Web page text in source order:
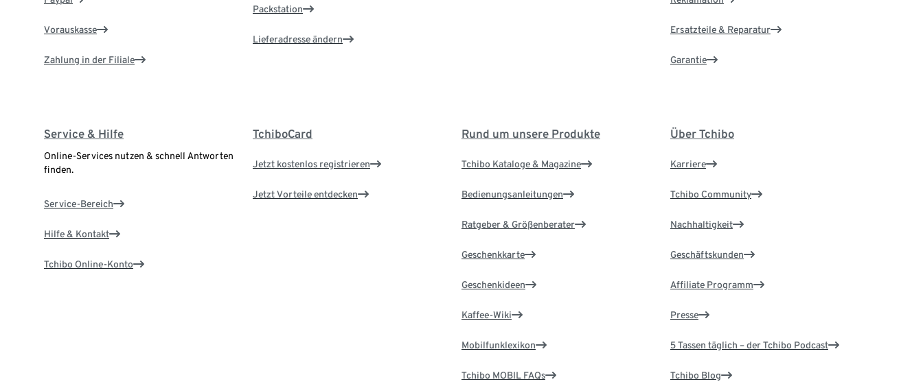
Vorauskasse
Zahlung in der Filiale
Packstation
Lieferadresse ändern
Ersatzteile & Reparatur
Garantie
Service & Hilfe
Online-Services nutzen & schnell Antworten
finden.
Service-Bereich
Hilfe & Kontakt
Tchibo Online-Konto
TchiboCard
Jetzt kostenlos registrieren
Jetzt Vorteile entdecken
Rund um unsere Produkte
Tchibo Kataloge & Magazine
Bedienungsanleitungen
Ratgeber & Größenberater
Geschenkkarte
Geschenkideen
Kaffee-Wiki
Mobilfunklexikon
Tchibo MOBIL FAQs
Über Tchibo
Karriere
Tchibo Community
Nachhaltigkeit
Geschäftskunden
Affiliate Programm
Presse
5 Tassen täglich – der Tchibo Podcast
Tchibo Blog